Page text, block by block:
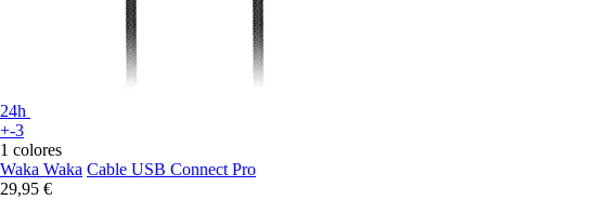
24h
+-3
1 colores
Waka Waka Cable USB Connect Pro
29,95 €